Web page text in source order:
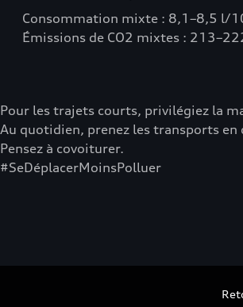
Consommation mixte : 8,1–8,5 l/
Émissions de CO2 mixtes :
Pour les trajets courts, privilégiez la
Au quotidien, prenez les transports en
Pensez à covoiturer.
#SeDéplacerMoinsPolluer